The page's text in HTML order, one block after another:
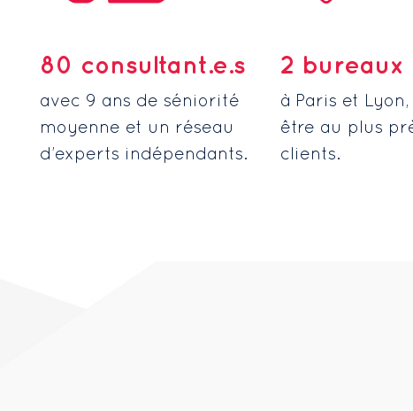
80 consultant.e.s
avec 9 ans de séniorité
moyenne et un réseau
d’experts indépendants.
2 bureaux
à Paris et
être au plus
clients.